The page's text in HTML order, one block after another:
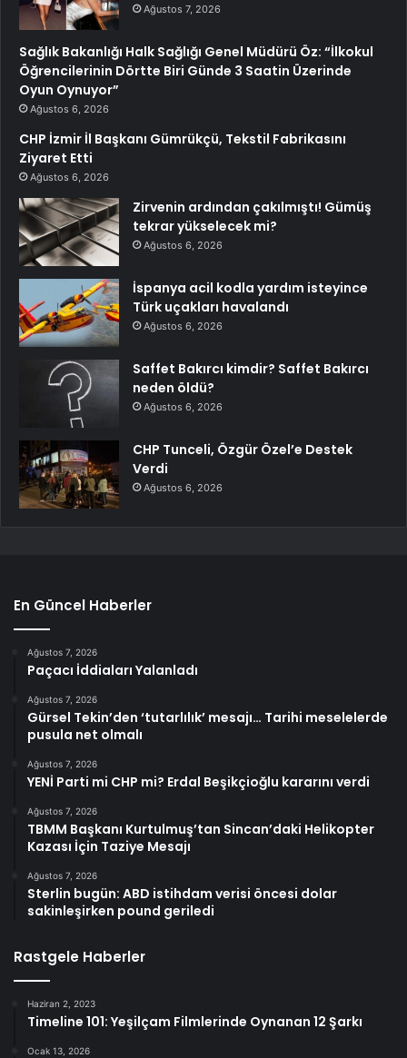
Ağustos 7, 2026
Sağlık Bakanlığı Halk Sağlığı Genel Müdürü Öz: “İlkokul
Öğrencilerinin Dörtte Biri Günde 3 Saatin Üzerinde
Oyun Oynuyor”
Ağustos 6, 2026
CHP İzmir İl Başkanı Gümrükçü, Tekstil Fabrikasını
Ziyaret Etti
Ağustos 6, 2026
Zirvenin ardından çakılmıştı! Gümüş
tekrar yükselecek mi?
Ağustos 6, 2026
İspanya acil kodla yardım isteyince
Türk uçakları havalandı
Ağustos 6, 2026
Saffet Bakırcı kimdir? Saffet Bakırcı
neden öldü?
Ağustos 6, 2026
CHP Tunceli, Özgür Özel’e Destek
Verdi
Ağustos 6, 2026
En Güncel Haberler
Ağustos 7, 2026
Paçacı İddiaları Yalanladı
Ağustos 7, 2026
Gürsel Tekin’den ‘tutarlılık’ mesajı… Tarihi meselelerde
pusula net olmalı
Ağustos 7, 2026
YENİ Parti mi CHP mi? Erdal Beşikçioğlu kararını verdi
Ağustos 7, 2026
TBMM Başkanı Kurtulmuş’tan Sincan’daki Helikopter
Kazası İçin Taziye Mesajı
Ağustos 7, 2026
Sterlin bugün: ABD istihdam verisi öncesi dolar
sakinleşirken pound geriledi
Rastgele Haberler
Haziran 2, 2023
Timeline 101: Yeşilçam Filmlerinde Oynanan 12 Şarkı
Ocak 13, 2026